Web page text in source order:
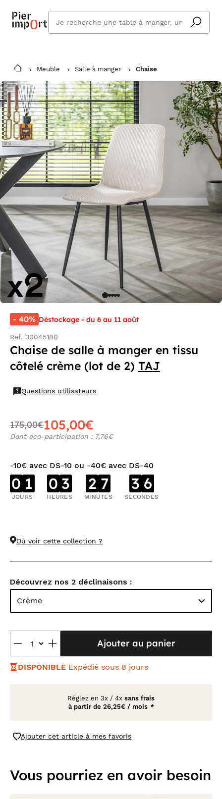
cherchez
vous ?
Meuble Salle à manger Chaise
- 40% Déstockage - du 6 au 11 août
Ref. 30045180
Chaise de salle à manger en tissu
côtelé crème (lot de 2) TAJ
Questions utilisateurs
175,00€105,00€
Dont éco-participation : 7,76€
-10€ avec DS-10 ou -40€ avec DS-40
0 1
JOURS
0 3
HEURES
2 7
MINUTES
3 5
SECONDES
Où voir cette collection ?
Découvrez nos 2 déclinaisons :
Crème
Ajouter au panier
DISPONIBLE Expédié sous 8 jours
Réglez en 3x / 4x sans frais
à partir de 26,25€ / mois *
Ajouter cet article à mes favoris
Vous pourriez en avoir besoin